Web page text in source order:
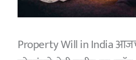
Property Will in India